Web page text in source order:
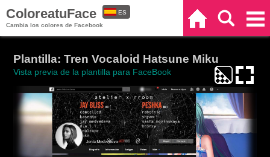
ColoreatuFace
Cambia los colores de Facebook
ES
Plantilla: Tren Vocaloid Hatsune Miku
Vista previa de la plantilla para FaceBook